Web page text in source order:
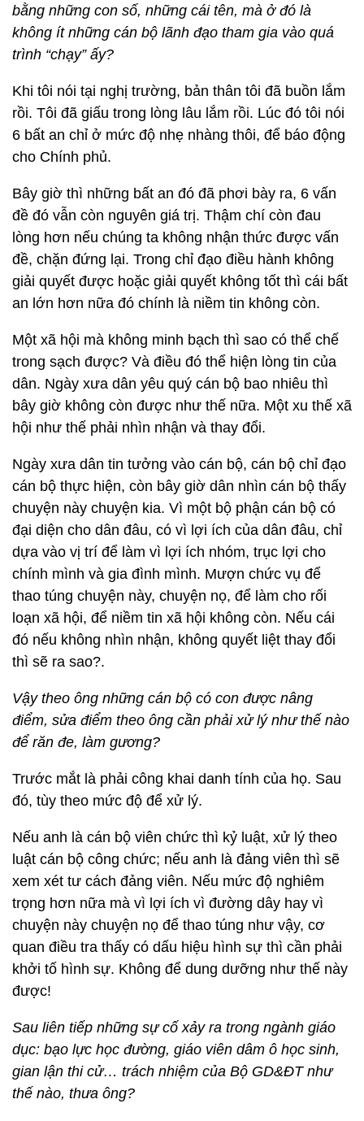
bằng những con số, những cái tên, mà ở đó là
không ít những cán bộ lãnh đạo tham gia vào quá
trình “chạy” ấy?
Khi tôi nói tại nghị trường, bản thân tôi đã buồn lắm
rồi. Tôi đã giấu trong lòng lâu lắm rồi. Lúc đó tôi nói
6 bất an chỉ ở mức độ nhẹ nhàng thôi, để báo động
cho Chính phủ.
Bây giờ thì những bất an đó đã phơi bày ra, 6 vấn
đề đó vẫn còn nguyên giá trị. Thậm chí còn đau
lòng hơn nếu chúng ta không nhận thức được vấn
đề, chặn đứng lại. Trong chỉ đạo điều hành không
giải quyết được hoặc giải quyết không tốt thì cái bất
an lớn hơn nữa đó chính là niềm tin không còn.
Một xã hội mà không minh bạch thì sao có thể chế
trong sạch được? Và điều đó thể hiện lòng tin của
dân. Ngày xưa dân yêu quý cán bộ bao nhiêu thì
bây giờ không còn được như thế nữa. Một xu thế xã
hội như thế phải nhìn nhận và thay đổi.
Ngày xưa dân tin tưởng vào cán bộ, cán bộ chỉ đạo
cán bộ thực hiện, còn bây giờ dân nhìn cán bộ thấy
chuyện này chuyện kia. Vì một bộ phận cán bộ có
đại diện cho dân đâu, có vì lợi ích của dân đâu, chỉ
dựa vào vị trí để làm vì lợi ích nhóm, trục lợi cho
chính mình và gia đình mình. Mượn chức vụ để
thao túng chuyện này, chuyện nọ, để làm cho rối
loạn xã hội, để niềm tin xã hội không còn. Nếu cái
đó nếu không nhìn nhận, không quyết liệt thay đổi
thì sẽ ra sao?.
Vậy theo ông những cán bộ có con được nâng
điểm, sửa điểm theo ông cần phải xử lý như thế nào
để răn đe, làm gương?
Trước mắt là phải công khai danh tính của họ. Sau
đó, tùy theo mức độ để xử lý.
Nếu anh là cán bộ viên chức thì kỷ luật, xử lý theo
luật cán bộ công chức; nếu anh là đảng viên thì sẽ
xem xét tư cách đảng viên. Nếu mức độ nghiêm
trọng hơn nữa mà vì lợi ích vì đường dây hay vì
chuyện này chuyện nọ để thao túng như vậy, cơ
quan điều tra thấy có dấu hiệu hình sự thì cần phải
khởi tố hình sự. Không để dung dưỡng như thế này
được!
Sau liên tiếp những sự cố xảy ra trong ngành giáo
dục: bạo lực học đường, giáo viên dâm ô học sinh,
gian lận thi cử… trách nhiệm của Bộ GD&ĐT như
thế nào, thưa ông?